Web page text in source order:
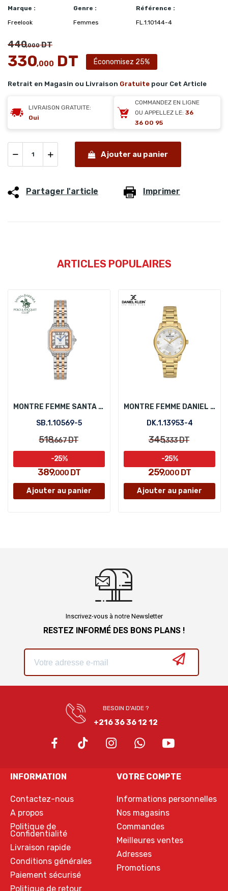
Marque :
Freelook
Genre :
Femmes
Référence :
FL.1.10144-4
440,000DT
330,000 DT Économisez 25%
Retrait en Magasin ou Livraison Gratuite pour Cet Article
LIVRAISON GRATUITE:
Oui
COMMANDEZ EN LIGNE
OU APPELLEZ LE: 36
36 00 95
Ajouter au panier
Partager l'article Imprimer
ARTICLES POPULAIRES
MONTRE FEMME SANTA BARBARA POLO SB.1.10569-5
SB.1.10569-5
518,667DT
389,000 DT
-25%
Ajouter au panier
MONTRE FEMME DANIEL KLEIN DK.1.13953-4
DK.1.13953-4
345,333DT
259,000DT
-25%
Ajouter au panier
Inscrivez-vous à notre Newsletter
RESTEZ INFORMÉ DES BONS PLANS !
BESOIN D'AIDE ?
+216 36 36 12 12
INFORMATION
Contactez-nous
A propos
Politique de
Confidentialité
Livraison rapide
Conditions générales
Paiement sécurisé
Politique de retour
VOTRE COMPTE
Informations personnelles
Nos magasins
Commandes
Meilleures ventes
Adresses
Promotions